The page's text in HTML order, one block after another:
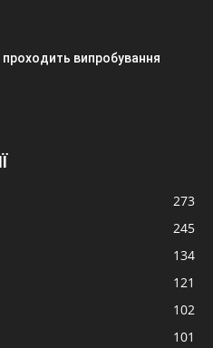
проходить випробування
273
245
134
121
102
101